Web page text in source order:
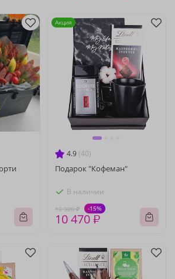
4.9 (40)
Подарок "Кофеман"
В наличии
12 320 ₽ -15%
10 470 ₽
Акция